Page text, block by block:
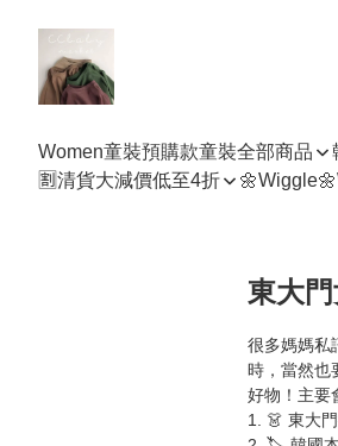
Women童裝預購款童裝全部商品
🈹清貨大減價低至4折
東大
很多媽媽私
時，當然也
好物！主要
1. 👗 東大